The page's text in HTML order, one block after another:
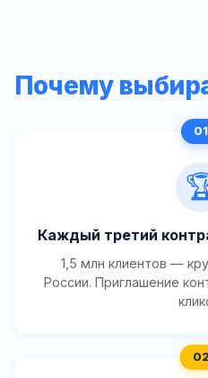
Почему
Каждый третий
1,5 млн клиентов —
России. Приглашение